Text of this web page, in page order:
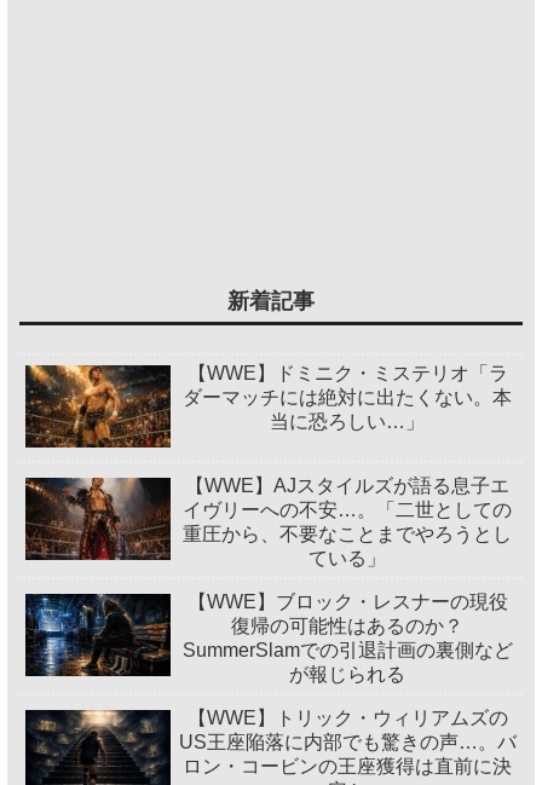
新着記事
【WWE】ドミニク・ミステリオ「ラ
ダーマッチには絶対に出たくない。本
当に恐ろしい…」
【WWE】AJスタイルズが語る息子エ
イヴリーへの不安…。「二世としての
重圧から、不要なことまでやろうとし
ている」
【WWE】ブロック・レスナーの現役
復帰の可能性はあるのか？
SummerSlamでの引退計画の裏側など
が報じられる
【WWE】トリック・ウィリアムズの
US王座陥落に内部でも驚きの声…。バ
ロン・コービンの王座獲得は直前に決